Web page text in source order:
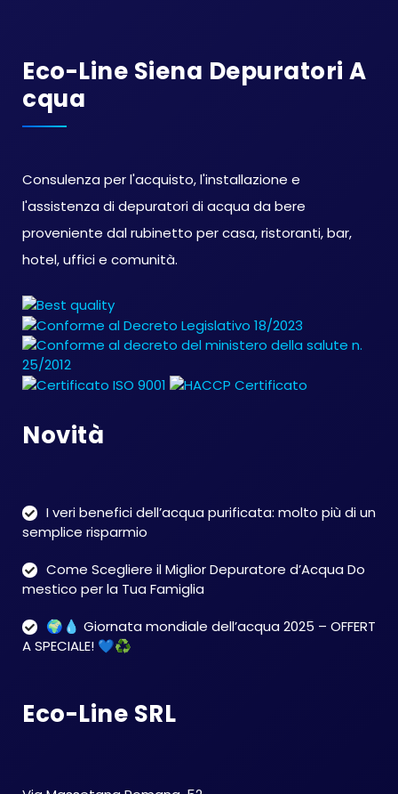
Eco-Line Siena Depuratori A
Cqua
Consulenza per l'acquisto, l'installazione e
l'assistenza di depuratori di acqua da bere
proveniente dal rubinetto per casa, ristoranti, bar,
hotel, uffici e comunità.
Novità
I veri benefici dell’acqua purificata: molto più di un
semplice risparmio
Come Scegliere il Miglior Depuratore d’Acqua Do
mestico per la Tua Famiglia
🌍💧 Giornata mondiale dell’acqua 2025 – OFFERT
A SPECIALE! 💙♻️
Eco-Line SRL